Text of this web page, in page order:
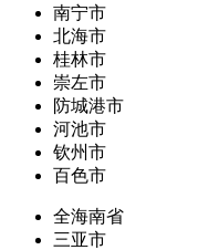
南宁市
北海市
桂林市
崇左市
防城港市
河池市
钦州市
百色市
全海南省
三亚市